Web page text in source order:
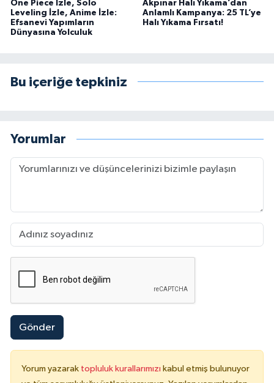
One Piece İzle, Solo
Leveling İzle, Anime İzle:
Efsanevi Yapımların
Dünyasına Yolculuk
Akpınar Halı Yıkama’dan
Anlamlı Kampanya: 25 TL’ye
Halı Yıkama Fırsatı!
Bu içeriğe tepkiniz
Yorumlar
Gönder
Yorum yazarak topluluk kurallarımızı kabul etmiş bulunuyor